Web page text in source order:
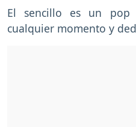
El sencillo es un
cualquier momento y